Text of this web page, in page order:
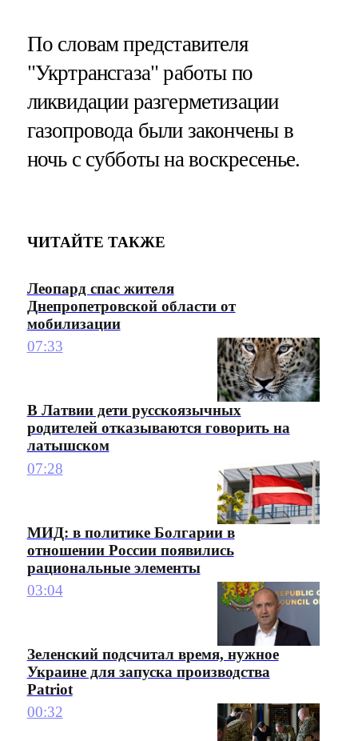
По словам представителя
"Укртрансгаза" работы по
ликвидации разгерметизации
газопровода были закончены в
ночь с субботы на воскресенье.
ЧИТАЙТЕ ТАКЖЕ
Леопард спас жителя
Днепропетровской области от
мобилизации
07:33
В Латвии дети русскоязычных
родителей отказываются говорить на
латышском
07:28
МИД: в политике Болгарии в
отношении России появились
рациональные элементы
03:04
Зеленский подсчитал время, нужное
Украине для запуска производства
Patriot
00:32